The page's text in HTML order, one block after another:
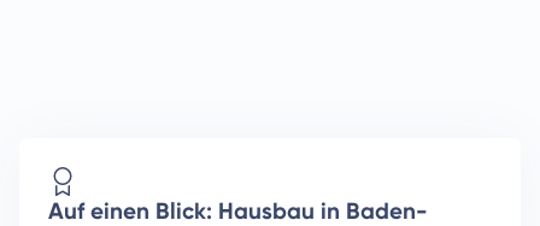
Auf einen Blick: Hausbau in Baden-